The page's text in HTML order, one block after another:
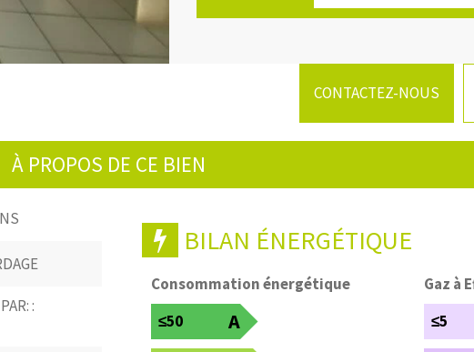
CONTACTEZ-NOUS
À PROPOS DE CE BIEN
:
BILAN ÉNERGÉTIQUE
Consommation énergétique
≤50
A
Gaz à
≤5